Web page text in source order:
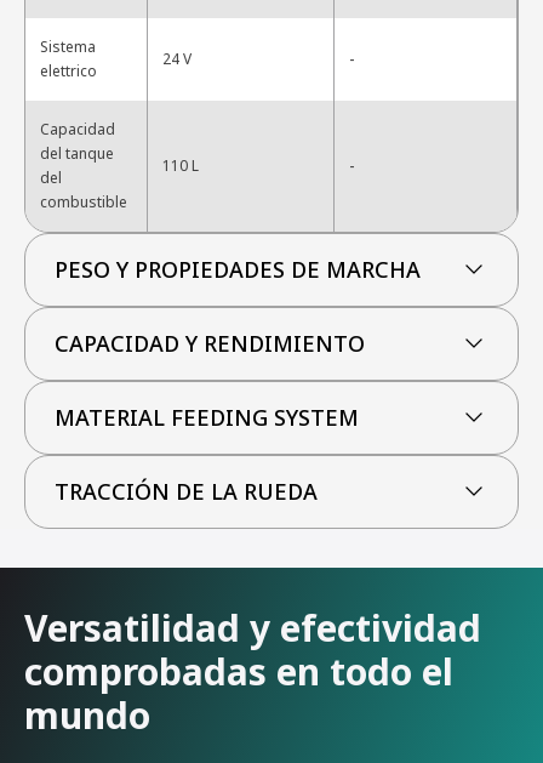
Sistema
elettrico
24 V -
Capacidad
del tanque
del
combustible
110 L -
PESO Y PROPIEDADES DE MARCHA
CAPACIDAD Y RENDIMIENTO
MATERIAL FEEDING SYSTEM
TRACCIÓN DE LA RUEDA
Versatilidad y efectividad
comprobadas en todo el
mundo